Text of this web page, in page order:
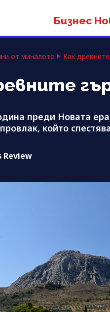
Бизнес
от миналото Как
преди Новата
който
Review